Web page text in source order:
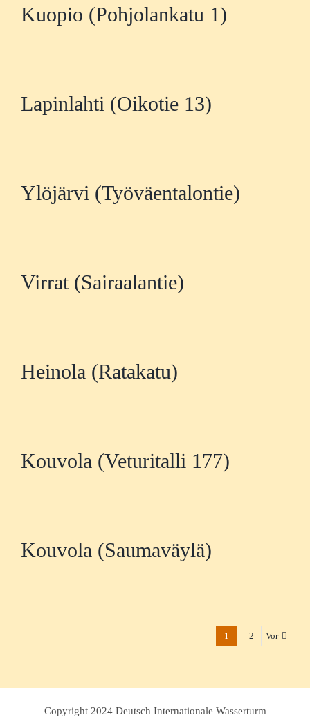
Kuopio (Pohjolankatu 1)
Lapinlahti (Oikotie 13)
Ylöjärvi (Työväentalontie)
Virrat (Sairaalantie)
Heinola (Ratakatu)
Kouvola (Veturitalli 177)
Kouvola (Saumaväylä)
1 2 Vor
Copyright 2024 Deutsch Internationale Wasserturm